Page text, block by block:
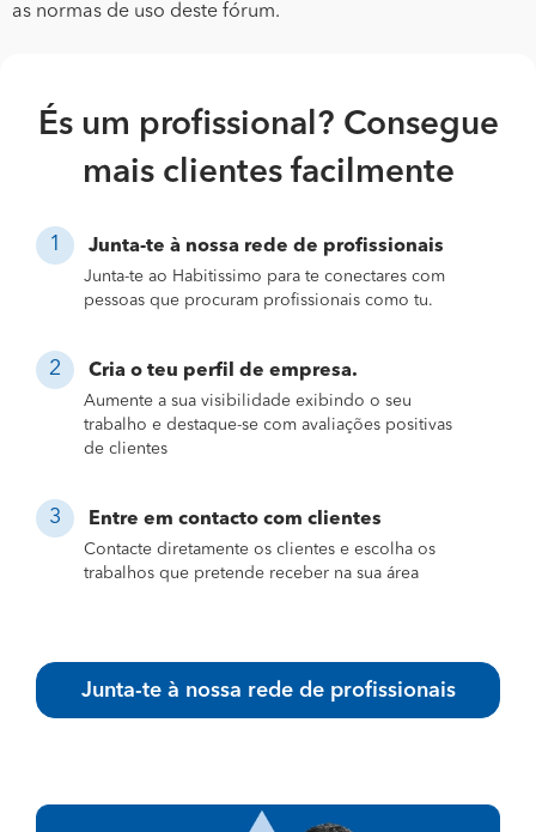
as normas de uso deste fórum.
És um profissional? Consegue
mais clientes facilmente
Junta-te à nossa rede de profissionais
Junta-te ao Habitissimo para te conectares com
pessoas que procuram profissionais como tu.
Cria o teu perfil de empresa.
Aumente a sua visibilidade exibindo o seu
trabalho e destaque-se com avaliações positivas
de clientes
Entre em contacto com clientes
Contacte diretamente os clientes e escolha os
trabalhos que pretende receber na sua área
Junta-te à nossa rede de profissionais